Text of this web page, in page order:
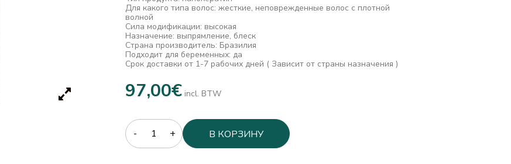
Для какого типа волос: жесткие, неповрежденные волос с плотной
волной
Сила модификации: высокая
Назначение: выпрямление, блеск
Страна производитель: Бразилия
Подходит для беременных: да
Срок доставки от 1-7 рабочих дней ( Зависит от страны назначения )
97,00€ incl. BTW
Quantity
В КОРЗИНУ